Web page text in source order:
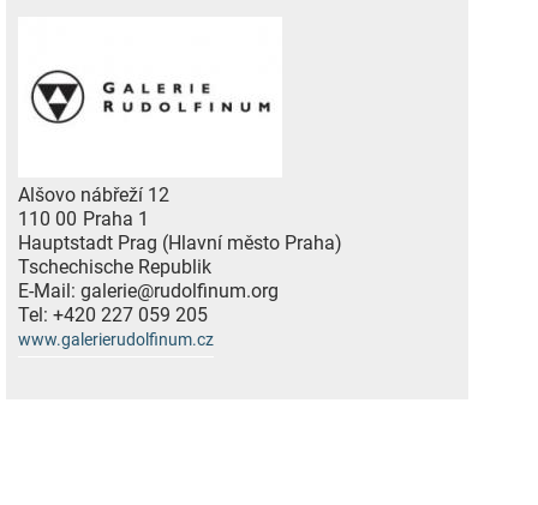
Alšovo nábřeží 12
110 00 Praha 1
Hauptstadt Prag (Hlavní město Praha)
Tschechische Republik
E-Mail: galerie@rudolfinum.org
Tel: +420 227 059 205
www.galerierudolfinum.cz